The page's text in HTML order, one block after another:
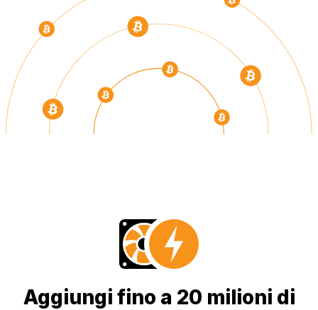
Aggiungi fino a 20 milioni di